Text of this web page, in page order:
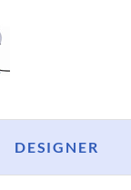
DESIGNER